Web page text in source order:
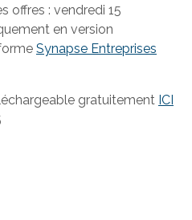
offres : vendredi 15
en version
Synapse Entreprises
gratuitement ICI